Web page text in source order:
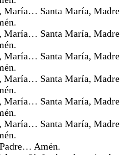
María… Santa María, Madre
María… Santa María, Madre
María… Santa María, Madre
María… Santa María, Madre
María… Santa María, Madre
María… Santa María, Madre
Amén.